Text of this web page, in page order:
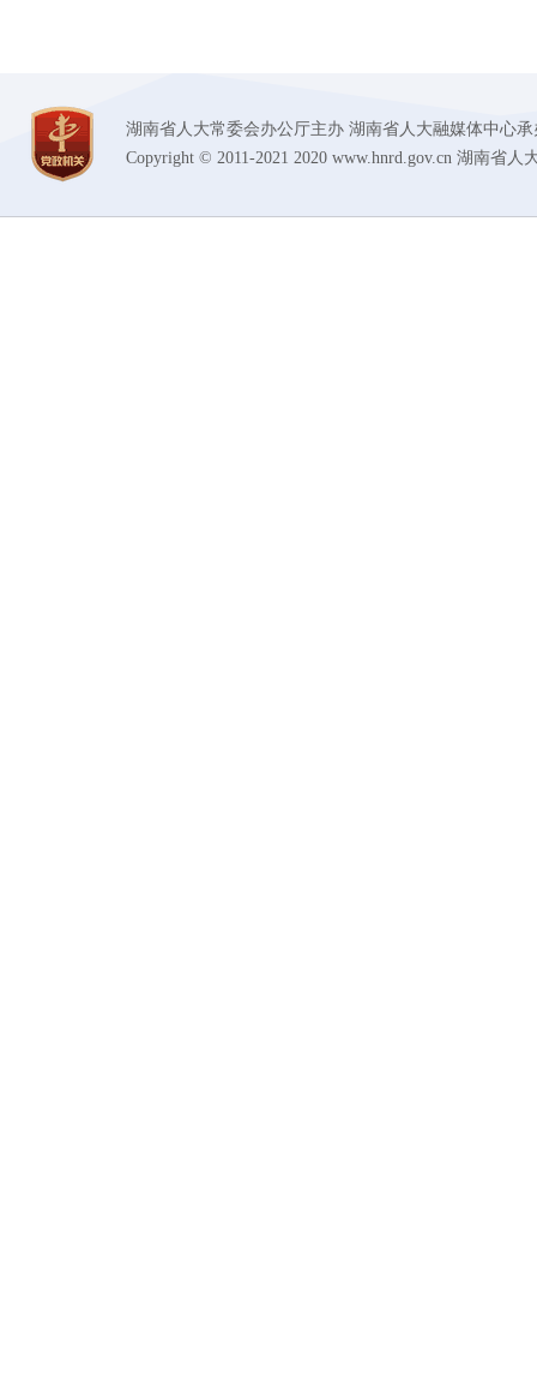
湖南省人大常委会办公厅主办 湖南省人大融媒体中心
Copyright © 2011-2021 2020 www.hnrd.gov.cn 湖南省